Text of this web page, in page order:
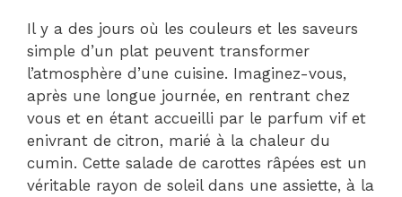
Il y a des jours où les couleurs et les saveurs
simple d’un plat peuvent transformer
l’atmosphère d’une cuisine. Imaginez-vous,
après une longue journée, en rentrant chez
vous et en étant accueilli par le parfum vif et
enivrant de citron, marié à la chaleur du
cumin. Cette salade de carottes râpées est un
véritable rayon de soleil dans une assiette, à la